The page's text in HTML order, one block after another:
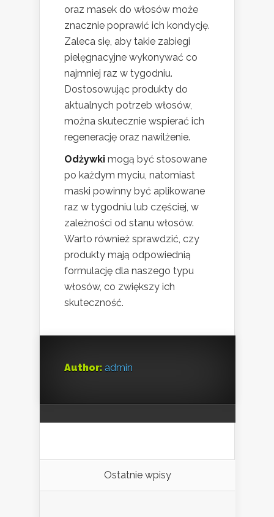
oraz masek do włosów może
znacznie poprawić ich kondycję.
Zaleca się, aby takie zabiegi
pielęgnacyjne wykonywać co
najmniej raz w tygodniu.
Dostosowując produkty do
aktualnych potrzeb włosów,
można skutecznie wspierać ich
regenerację oraz nawilżenie.
Odżywki mogą być stosowane
po każdym myciu, natomiast
maski powinny być aplikowane
raz w tygodniu lub częściej, w
zależności od stanu włosów.
Warto również sprawdzić, czy
produkty mają odpowiednią
formulację dla naszego typu
włosów, co zwiększy ich
skuteczność.
Author: admin
Ostatnie wpisy